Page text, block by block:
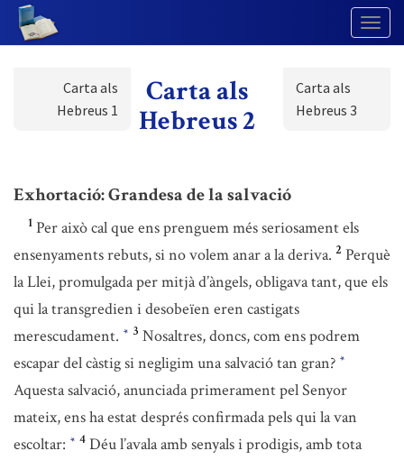
Carta als
Hebreus 1
Carta als
Hebreus 2
Carta als
Hebreus 3
Exhortació: Grandesa de la salvació
1 Per això cal que ens prenguem més seriosament els
ensenyaments rebuts, si no volem anar a la deriva. 2 Perquè
la Llei, promulgada per mitjà d’àngels, obligava tant, que els
qui la transgredien i desobeïen eren castigats
merescudament. * 3 Nosaltres, doncs, com ens podrem
escapar del càstig si negligim una salvació tan gran? *
Aquesta salvació, anunciada primerament pel Senyor
mateix, ens ha estat després confirmada pels qui la van
escoltar: * 4 Déu l’avala amb senyals i prodigis, amb tota